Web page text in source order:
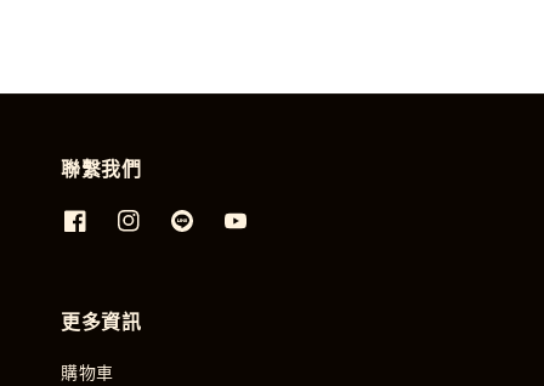
聯繫我們
更多資訊
購物車